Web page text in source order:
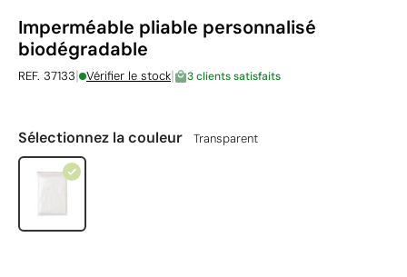
Imperméable pliable personnalisé
biodégradable
REF. 37133| Vérifier le stock| 3 clients satisfaits
Sélectionnez la couleur Transparent